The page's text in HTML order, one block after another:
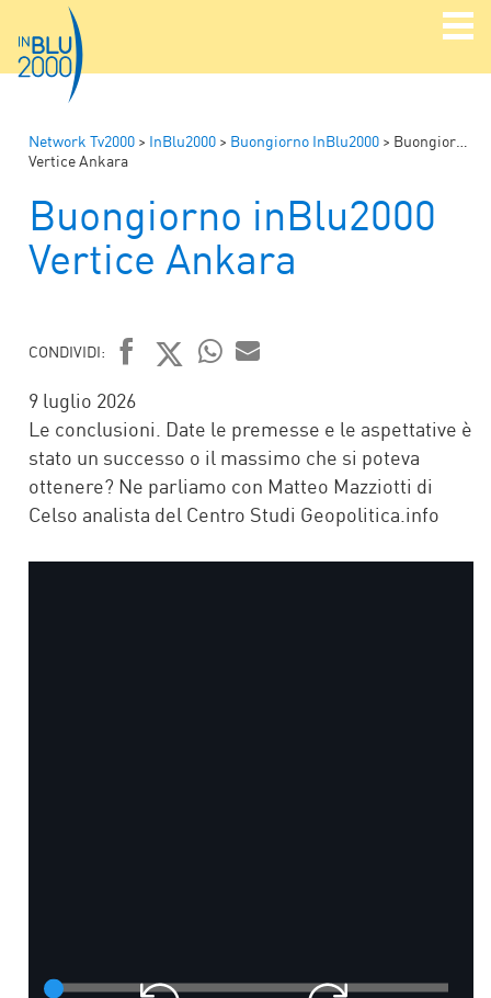
Network Tv2000 > InBlu2000 > Buongiorno InBlu2000 > Buongiorno inBlu2000
Vertice Ankara
Buongiorno inBlu2000
Vertice Ankara
CONDIVIDI:
FACEBOOK
9 luglio 2026
Le conclusioni. Date le premesse e le aspettative è
stato un successo o il massimo che si poteva
ottenere? Ne parliamo con Matteo Mazziotti di
Celso analista del Centro Studi Geopolitica.info